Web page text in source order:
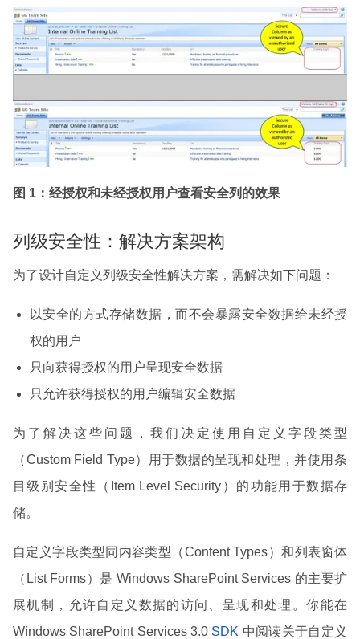
图 1：经授权和未经授权用户查看安全列的效果
列级安全性：解决方案架构
为了设计自定义列级安全性解决方案，需解决如下问题：
以安全的方式存储数据，而不会暴露安全数据给未经授
权的用户
只向获得授权的用户呈现安全数据
只允许获得授权的用户编辑安全数据
为了解决这些问题，我们决定使用自定义字段类型
（Custom Field Type）用于数据的呈现和处理，并使用条
目级别安全性（Item Level Security）的功能用于数据存
储。
自定义字段类型同内容类型（Content Types）和列表窗体
（List Forms）是 Windows SharePoint Services 的主要扩
展机制，允许自定义数据的访问、呈现和处理。你能在
Windows SharePoint Services 3.0 SDK 中阅读关于自定义